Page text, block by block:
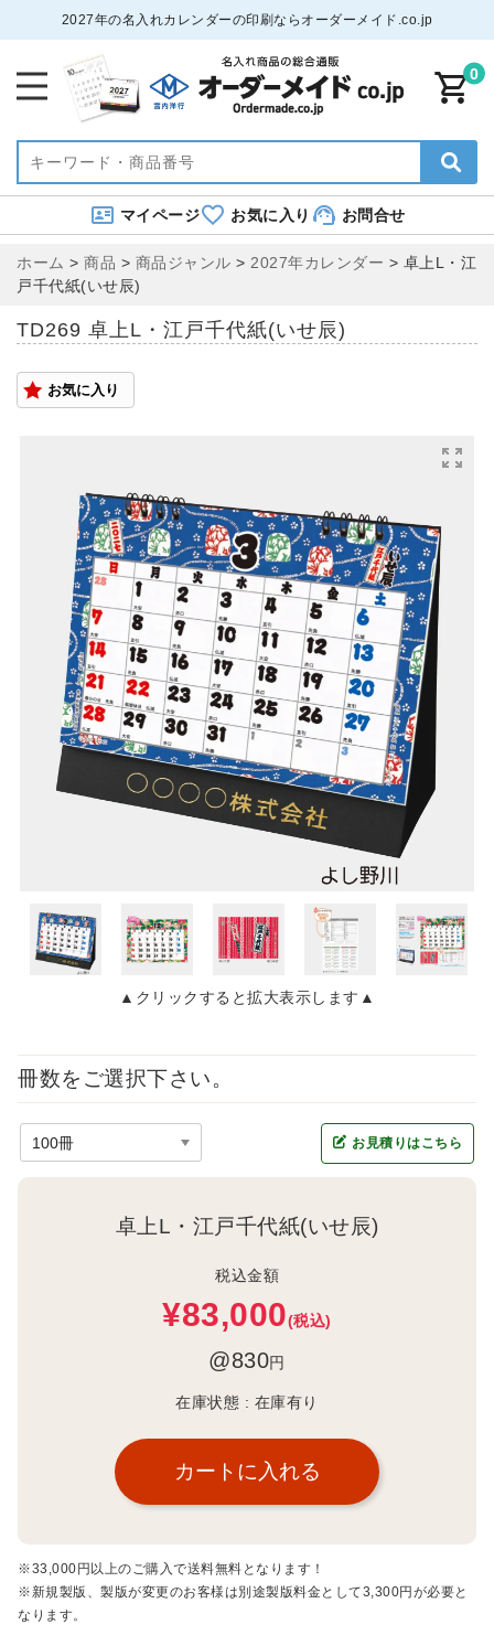
2027年の名入れカレンダーの印刷ならオーダーメイド.co.jp
0
マイページ お気に入り お問合せ
ホーム > 商品 > 商品ジャンル > 2027年カレンダー > 卓上L・江
戸千代紙(いせ辰)
TD269 卓上L・江戸千代紙(いせ辰)
お気に入り
▲クリックすると拡大表示します▲
冊数をご選択下さい。
お見積りはこちら
卓上L・江戸千代紙(いせ辰)
税込金額
¥83,000(税込)
@830円
在庫状態 : 在庫有り
※33,000円以上のご購入で送料無料となります！
※新規製版、製版が変更のお客様は別途製版料金として3,300円が必要と
なります。